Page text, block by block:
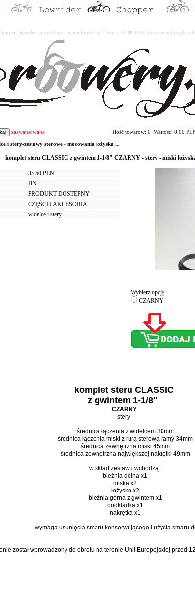
lowrider, amsterdam, custom kupisz tu i teraz : 07-08-2026. Życzymy udanych
zaawansowane Ilość towarów: 0 Wartość: 0.00
i stery-zestawy sterowe - mocowania łożyska ...
komplet steru CLASSIC z gwintem 1-1/8" CZARNY - stery - miski
35.50 PLN
HN
PRODUKT DOSTĘPNY
CZĘŚCI I AKCESORIA
widelce i stery
Wybierz opcję :
CZARNY
komplet steru CLASSIC
z gwintem 1-1/8"
CZARNY
- stery -
średnica łączenia z widelcem 30mm
średnica łączenia miski z rurą sterową ramy 34mm
średnica zewnętrzna miski 45mm
średnica zewnętrzna największej nakrętki 49mm
w skład zestawu wchodzą :
bieżnia dolna x1
miska x2
łożysko x2
bieżnia górna z gwintem x1
podkładka x1
nakrętka x1
wymaga usunięcia smaru konserwującego i użycia smaru
został wprowadzony do obrotu na terenie Unii Europejskiej przed